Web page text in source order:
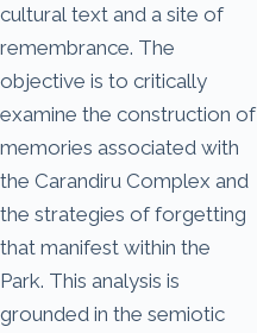
cultural text and a site of
remembrance. The
objective is to critically
examine the construction of
memories associated with
the Carandiru Complex and
the strategies of forgetting
that manifest within the
Park. This analysis is
grounded in the semiotic